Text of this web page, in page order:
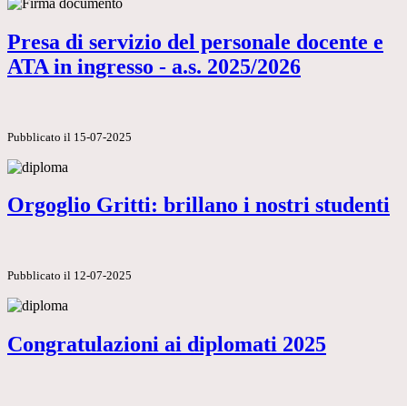
Presa di servizio del personale docente e
ATA in ingresso - a.s. 2025/2026
Pubblicato il 15-07-2025
Orgoglio Gritti: brillano i nostri studenti
Pubblicato il 12-07-2025
Congratulazioni ai diplomati 2025